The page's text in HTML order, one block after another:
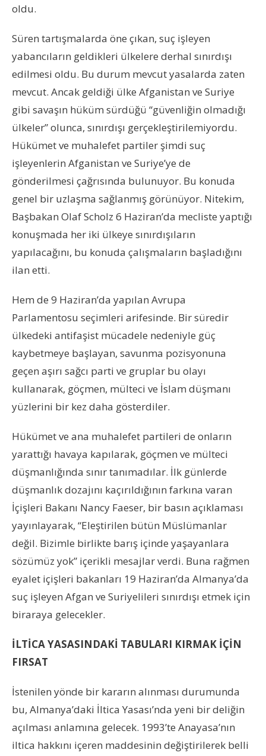
oldu.
Süren tartışmalarda öne çıkan, suç işleyen
yabancıların geldikleri ülkelere derhal sınırdışı
edilmesi oldu. Bu durum mevcut yasalarda zaten
mevcut. Ancak geldiği ülke Afganistan ve Suriye
gibi savaşın hüküm sürdüğü “güvenliğin olmadığı
ülkeler” olunca, sınırdışı gerçekleştirilemiyordu.
Hükümet ve muhalefet partiler şimdi suç
işleyenlerin Afganistan ve Suriye’ye de
gönderilmesi çağrısında bulunuyor. Bu konuda
genel bir uzlaşma sağlanmış görünüyor. Nitekim,
Başbakan Olaf Scholz 6 Haziran’da mecliste yaptığı
konuşmada her iki ülkeye sınırdışıların
yapılacağını, bu konuda çalışmaların başladığını
ilan etti.
Hem de 9 Haziran’da yapılan Avrupa
Parlamentosu seçimleri arifesinde. Bir süredir
ülkedeki antifaşist mücadele nedeniyle güç
kaybetmeye başlayan, savunma pozisyonuna
geçen aşırı sağcı parti ve gruplar bu olayı
kullanarak, göçmen, mülteci ve İslam düşmanı
yüzlerini bir kez daha gösterdiler.
Hükümet ve ana muhalefet partileri de onların
yarattığı havaya kapılarak, göçmen ve mülteci
düşmanlığında sınır tanımadılar. İlk günlerde
düşmanlık dozajını kaçırıldığının farkına varan
İçişleri Bakanı Nancy Faeser, bir basın açıklaması
yayınlayarak, “Eleştirilen bütün Müslümanlar
değil. Bizimle birlikte barış içinde yaşayanlara
sözümüz yok” içerikli mesajlar verdi. Buna rağmen
eyalet içişleri bakanları 19 Haziran’da Almanya’da
suç işleyen Afgan ve Suriyelileri sınırdışı etmek için
biraraya gelecekler.
İLTİCA YASASINDAKİ TABULARI KIRMAK İÇİN
FIRSAT
İstenilen yönde bir kararın alınması durumunda
bu, Almanya’daki İltica Yasası’nda yeni bir deliğin
açılması anlamına gelecek. 1993’te Anayasa’nın
iltica hakkını içeren maddesinin değiştirilerek belli